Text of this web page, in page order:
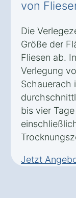
von
Die
Größe der
Fliesen ab.
Verlegung
Schauerach
bis vier
Jetzt